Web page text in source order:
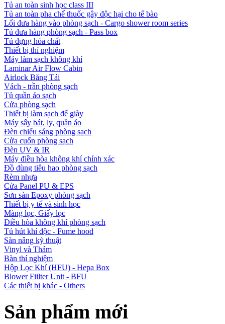
Tủ an toàn sinh học class III
Tủ an toàn pha chế thuốc gây độc hại cho tế bào
Lối đưa hàng vào phòng sạch - Cargo shower room series
Tủ đưa hàng phòng sạch - Pass box
Tủ đựng hóa chất
Thiết bị thí nghiệm
Máy làm sạch không khí
Laminar Air Flow Cabin
Airlock Băng Tải
Vách - trần phòng sạch
Tủ quần áo sạch
Cửa phòng sạch
Thiết bị làm sạch đế giày
Máy sấy bát, ly, quần áo
Đèn chiếu sáng phòng sạch
Cửa cuốn phòng sạch
Đèn UV & IR
Máy điều hòa không khí chính xác
Đồ dùng tiêu hao phòng sạch
Rèm nhựa
Cửa Panel PU & EPS
Sơn sàn Epoxy phòng sạch
Thiết bị y tế và sinh học
Màng lọc, Giấy lọc
Điều hòa không khí phòng sạch
Tủ hút khí độc - Fume hood
Sàn nâng kỹ thuật
Vinyl và Thảm
Bàn thí nghiệm
Hộp Lọc Khí (HFU) - Hepa Box
Blower Fiilter Unit - BFU
Các thiết bị khác - Others
Sản phẩm mới